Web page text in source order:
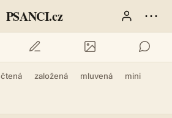
PSANCI.cz ⋯
čtená založená mluvená mini